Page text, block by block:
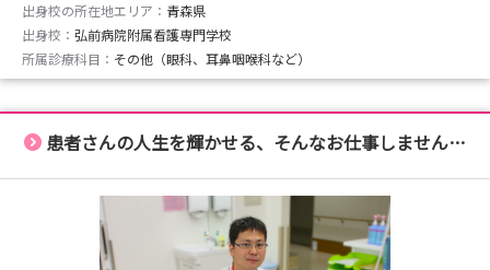
出身校の所在地エリア： 青森県
出身校： 弘前病院附属看護専門学校
所属診療科目： その他（眼科、耳鼻咽喉科など）
患者さんの人生を輝かせる、そんなお仕事しませんか？